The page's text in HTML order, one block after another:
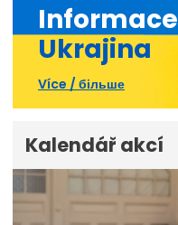
Informace
Ukrajina
Více / більше
Kalendář akcí